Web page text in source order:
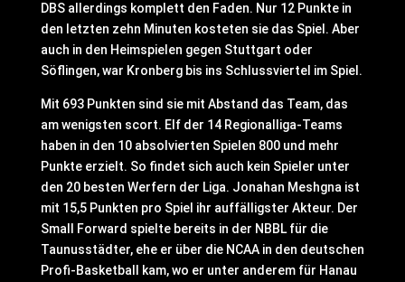
DBS allerdings komplett den Faden. Nur 12 Punkte in
den letzten zehn Minuten kosteten sie das Spiel. Aber
auch in den Heimspielen gegen Stuttgart oder
Söflingen, war Kronberg bis ins Schlussviertel im Spiel.
Mit 693 Punkten sind sie mit Abstand das Team, das
am wenigsten scort. Elf der 14 Regionalliga-Teams
haben in den 10 absolvierten Spielen 800 und mehr
Punkte erzielt. So findet sich auch kein Spieler unter
den 20 besten Werfern der Liga. Jonahan Meshgna ist
mit 15,5 Punkten pro Spiel ihr auffälligster Akteur. Der
Small Forward spielte bereits in der NBBL für die
Taunusstädter, ehe er über die NCAA in den deutschen
Profi-Basketball kam, wo er unter anderem für Hanau